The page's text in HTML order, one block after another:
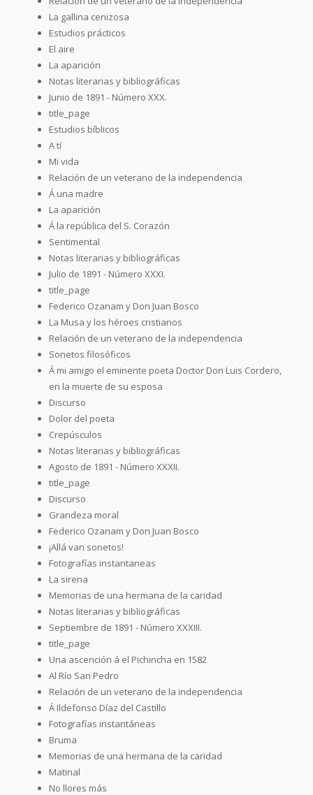
La gallina cenizosa
Estudios prácticos
El aire
La aparición
Notas literarias y bibliográficas
Junio de 1891 - Número XXX.
title_page
Estudios bíblicos
A tí
Mi vida
Relación de un veterano de la independencia
Á una madre
La aparición
Á la república del S. Corazón
Sentimental
Notas literarias y bibliográficas
Julio de 1891 - Número XXXI.
title_page
Federico Ozanam y Don Juan Bosco
La Musa y los héroes cristianos
Relación de un veterano de la independencia
Sonetos filosóficos
Á mi amigo el eminente poeta Doctor Don Luis Cordero,
en la muerte de su esposa
Discurso
Dolor del poeta
Crepúsculos
Notas literarias y bibliográficas
Agosto de 1891 - Número XXXII.
title_page
Discurso
Grandeza moral
Federico Ozanam y Don Juan Bosco
¡Allá van sonetos!
Fotografías instantaneas
La sirena
Memorias de una hermana de la caridad
Notas literarias y bibliográficas
Septiembre de 1891 - Número XXXIII.
title_page
Una ascención á el Pichincha en 1582
Al Río San Pedro
Relación de un veterano de la independencia
Á Ildefonso Díaz del Castillo
Fotografías instantáneas
Bruma
Memorias de una hermana de la caridad
Matinal
No llores más